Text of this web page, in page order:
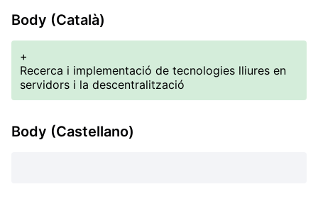
Body (Català)
+
Recerca i implementació de tecnologies lliures en
servidors i la descentralització
Body (Castellano)